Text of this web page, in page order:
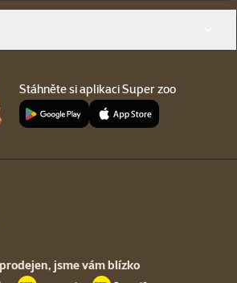
Stáhněte si aplikaci Super zoo
jsme vám blízko